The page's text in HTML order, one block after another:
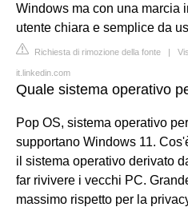
Windows ma con una marcia
utente chiara e semplice da
Richiesta di rimozione della fonte |
it.linkedin.com
Quale sistema operativo
Pop OS, sistema operativo
supportano Windows 11.
il sistema operativo derivato
far rivivere i vecchi PC.
massimo rispetto per la